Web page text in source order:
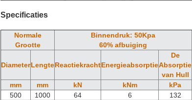
Specificaties
Normale
Grootte
Binnendruk: 50Kpa
60% afbuiging
DiameterLengteReactiekrachtEnergieabsorptie
De
Absorptie
van Hull
mm
mm kN kNm kPa
500
1000 64 6 132